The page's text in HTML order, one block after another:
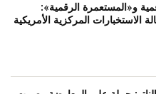
و«المستعمرة الرقمية»:
الاستخبارات المركزية الأمريكية